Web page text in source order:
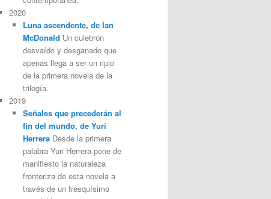
2020
Luna ascendente, de Ian
McDonald Un culebrón
desvaído y desganado que
apenas llega a ser un ripio
de la primera novela de la
trilogía.
2019
Señales que precederán al
fin del mundo, de Yuri
HerreraDesde la primera
palabra Yuri Herrera pone de
manifiesto la naturaleza
fronteriza de esta novela a
través de un fresquísimo